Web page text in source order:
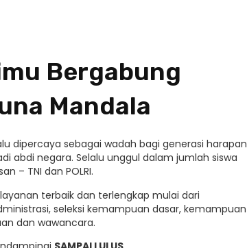
Bergabung
Mandala
dipercaya sebagai wadah bagi generasi harapan
abdi negara. Selalu unggul dalam jumlah siswa
– TNI dan POLRI.
terbaik dan terlengkap mulai dari
seleksi kemampuan dasar, kemampuan
dan wawancara.